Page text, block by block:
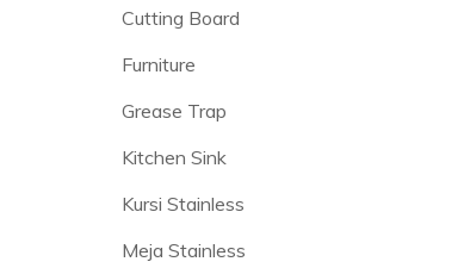
Cutting Board
Furniture
Grease Trap
Kitchen Sink
Kursi Stainless
Meja Stainless